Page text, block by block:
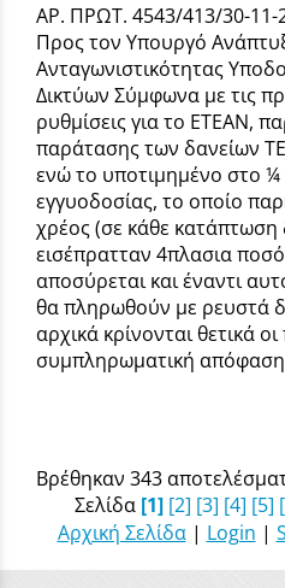
ΑΡ. ΠΡΩΤ. 4543/413/30-
Προς τον Υπουργό
Ανταγωνιστικότητας
Δικτύων Σύμφωνα με τις
ρυθμίσεις για το ΕΤΕΑΝ,
παράτασης των δανείων
ενώ το υποτιμημένο στο ¼
εγγυοδοσίας, το οποίο
χρέος (σε κάθε κατάπτωση
εισέπρατταν 4πλασια
αποσύρεται και έναντι
θα πληρωθούν με ρευστά
αρχικά κρίνονται θετικά
συμπληρωματική απόφαση
Βρέθηκαν 343
Σελίδα [1] [2] [3] [4] [5]
Αρχική Σελίδα| Login |